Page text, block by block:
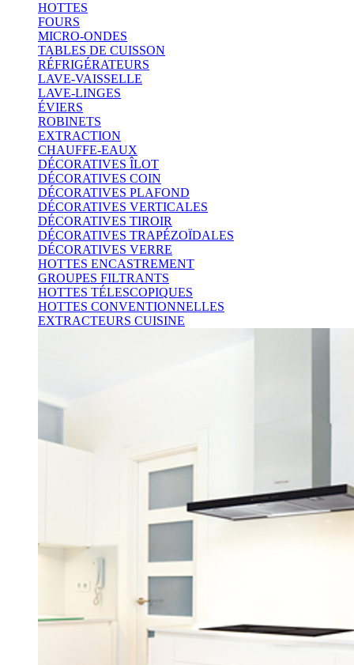
HOTTES
FOURS
MICRO-ONDES
TABLES DE CUISSON
RÉFRIGÉRATEURS
LAVE-VAISSELLE
LAVE-LINGES
ÉVIERS
ROBINETS
EXTRACTION
CHAUFFE-EAUX
DÉCORATIVES ÎLOT
DÉCORATIVES COIN
DÉCORATIVES PLAFOND
DÉCORATIVES VERTICALES
DÉCORATIVES TIROIR
DÉCORATIVES TRAPÉZOÏDALES
DÉCORATIVES VERRE
HOTTES ENCASTREMENT
GROUPES FILTRANTS
HOTTES TÉLESCOPIQUES
HOTTES CONVENTIONNELLES
EXTRACTEURS CUISINE